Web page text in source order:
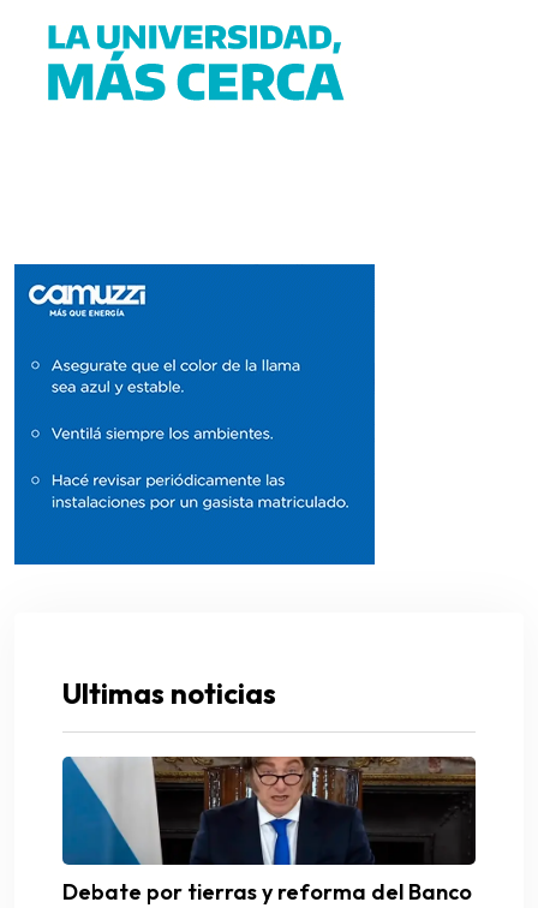
Ultimas noticias
Debate por tierras y reforma del Banco